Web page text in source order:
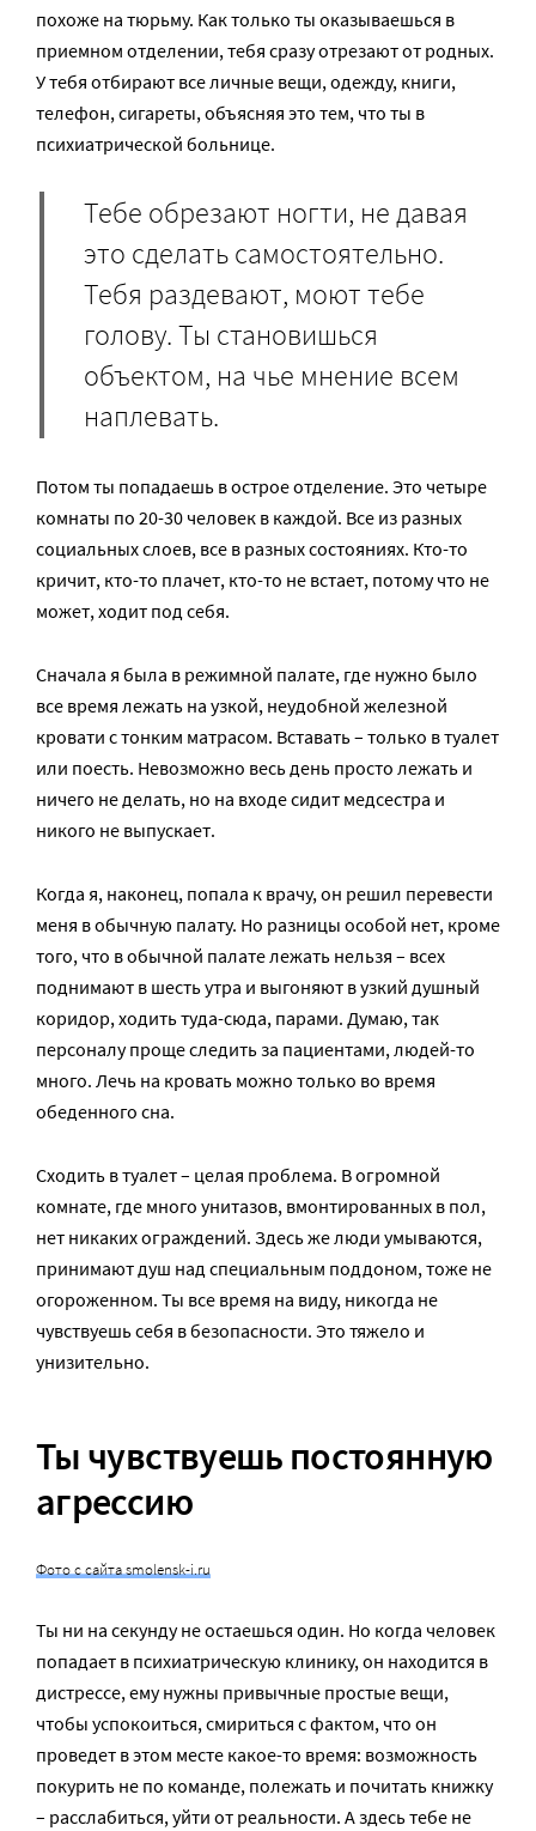
похоже на тюрьму. Как только ты оказываешься в
приемном отделении, тебя сразу отрезают от родных.
У тебя отбирают все личные вещи, одежду, книги,
телефон, сигареты, объясняя это тем, что ты в
психиатрической больнице.
Тебе обрезают ногти, не давая
это сделать самостоятельно.
Тебя раздевают, моют тебе
голову. Ты становишься
объектом, на чье мнение всем
наплевать.
Потом ты попадаешь в острое отделение. Это четыре
комнаты по 20-30 человек в каждой. Все из разных
социальных слоев, все в разных состояниях. Кто-то
кричит, кто-то плачет, кто-то не встает, потому что не
может, ходит под себя.
Сначала я была в режимной палате, где нужно было
все время лежать на узкой, неудобной железной
кровати с тонким матрасом. Вставать – только в туалет
или поесть. Невозможно весь день просто лежать и
ничего не делать, но на входе сидит медсестра и
никого не выпускает.
Когда я, наконец, попала к врачу, он решил перевести
меня в обычную палату. Но разницы особой нет, кроме
того, что в обычной палате лежать нельзя – всех
поднимают в шесть утра и выгоняют в узкий душный
коридор, ходить туда-сюда, парами. Думаю, так
персоналу проще следить за пациентами, людей-то
много. Лечь на кровать можно только во время
обеденного сна.
Сходить в туалет – целая проблема. В огромной
комнате, где много унитазов, вмонтированных в пол,
нет никаких ограждений. Здесь же люди умываются,
принимают душ над специальным поддоном, тоже не
огороженном. Ты все время на виду, никогда не
чувствуешь себя в безопасности. Это тяжело и
унизительно.
Ты чувствуешь постоянную
агрессию
Фото с сайта smolensk-i.ru
Ты ни на секунду не остаешься один. Но когда человек
попадает в психиатрическую клинику, он находится в
дистрессе, ему нужны привычные простые вещи,
чтобы успокоиться, смириться с фактом, что он
проведет в этом месте какое-то время: возможность
покурить не по команде, полежать и почитать книжку
– расслабиться, уйти от реальности. А здесь тебе не